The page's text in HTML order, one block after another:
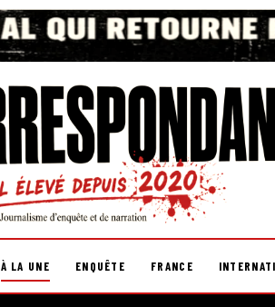
À LA UNE ENQUÊTE FRANCE